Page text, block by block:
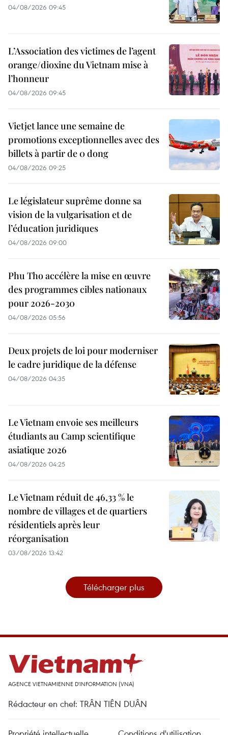
04/08/2026 09:45
L’Association des victimes de l’agent
orange/dioxine du Vietnam mise à
l’honneur
04/08/2026 09:45
Vietjet lance une semaine de
promotions exceptionnelles avec des
billets à partir de 0 dong
04/08/2026 09:25
Le législateur suprême donne sa
vision de la vulgarisation et de
l’éducation juridiques
04/08/2026 09:00
Phu Tho accélère la mise en œuvre
des programmes cibles nationaux
pour 2026-2030
04/08/2026 05:56
Deux projets de loi pour moderniser
le cadre juridique de la défense
04/08/2026 04:35
Le Vietnam envoie ses meilleurs
étudiants au Camp scientifique
asiatique 2026
04/08/2026 04:25
Le Vietnam réduit de 46,33 % le
nombre de villages et de quartiers
résidentiels après leur
réorganisation
03/08/2026 13:42
Télécharger plus
AGENCE VIETNAMIENNE D'INFORMATION (VNA)
Rédacteur en chef: TRÂN TIÊN DUÂN